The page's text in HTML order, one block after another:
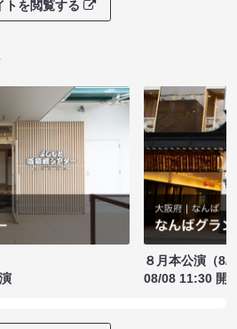
トを閲覧する
８月本公演（8/
08/08 11:30 開